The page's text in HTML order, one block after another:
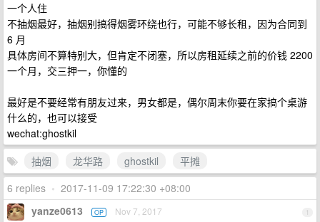
一个人住
不抽烟最好，抽烟别搞得烟雾环绕也行，可能不够长租，因为合同到
6 月
具体房间不算特别大，但肯定不闭塞，所以房租延续之前的价钱 2200
一个月，交三押一，你懂的
最好是不要经常有朋友过来，男女都是，偶尔周末你要在家搞个桌游
什么的，也可以接受
wechat:ghostkil
抽烟
龙华路 ghostkil
平摊
6 replies • 2017-11-09 17:22:30 +08:00
1
yanze0613 OP Nov 7, 2017